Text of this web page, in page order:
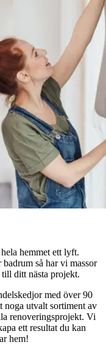
hemmet ett lyft.
så har vi massor
ditt nästa projekt.
med över 90
noga utvalt sortiment av
renoveringsprojekt. Vi
ett resultat du kan
hem!